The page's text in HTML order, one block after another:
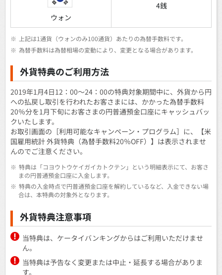
ウォン
4銭
※ 上記は1通貨（ウォンのみ100通貨）あたりの為替手数料です。
※ 為替手数料は為替相場の変動により、変更となる場合があります。
外貨特典のご利用方法
2019年1月4日12：00～24：00の特典対象期間中に、外貨から円
への払戻し取引を行われたお客さまには、かかった為替手数料
20％分を1月下旬にお客さまの円普通預金口座にキャッシュバッ
クいたします。
お取引画面の［利用可能なキャンペーン・プログラム］に、【米
国雇用統計 外貨特典（為替手数料20％OFF）】は表示されませ
んのでご注意ください。
※ 特典は「コヨウトウケイガイカトクテン」という明細表示にて、お客さ
まの円普通預金口座に入金します。
※ 特典の入金時点で円普通預金口座を解約しているなど、入金できない場
合は、本特典の対象外となります。
外貨特典注意事項
当特典は、ケータイバンキングからはご利用いただけませ
ん。
当特典は予告なく変更または中止・延長する場合がありま
す。